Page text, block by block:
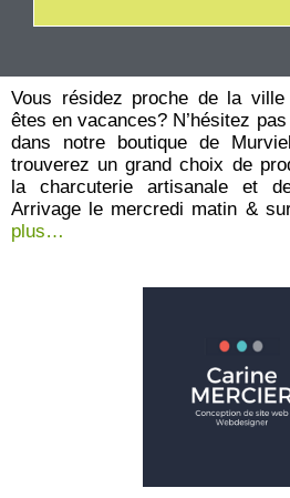
e
u
r
5
Vous résidez proche de la
êtes en vacances? N’hésitez
dans notre boutique de
trouverez un grand choix de
la charcuterie artisanale et
Arrivage le mercredi matin &
plus…